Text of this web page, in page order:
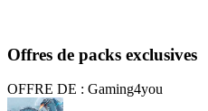
Offres de packs exclusives
OFFRE DE : Gaming4you